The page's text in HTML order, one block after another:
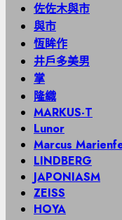
佐佐木與市
與市
恆眸作
井戶多美男
掌
隆織
MARKUS-T
Lunor
Marcus
LINDBERG
JAPONIASM
ZEISS
HOYA